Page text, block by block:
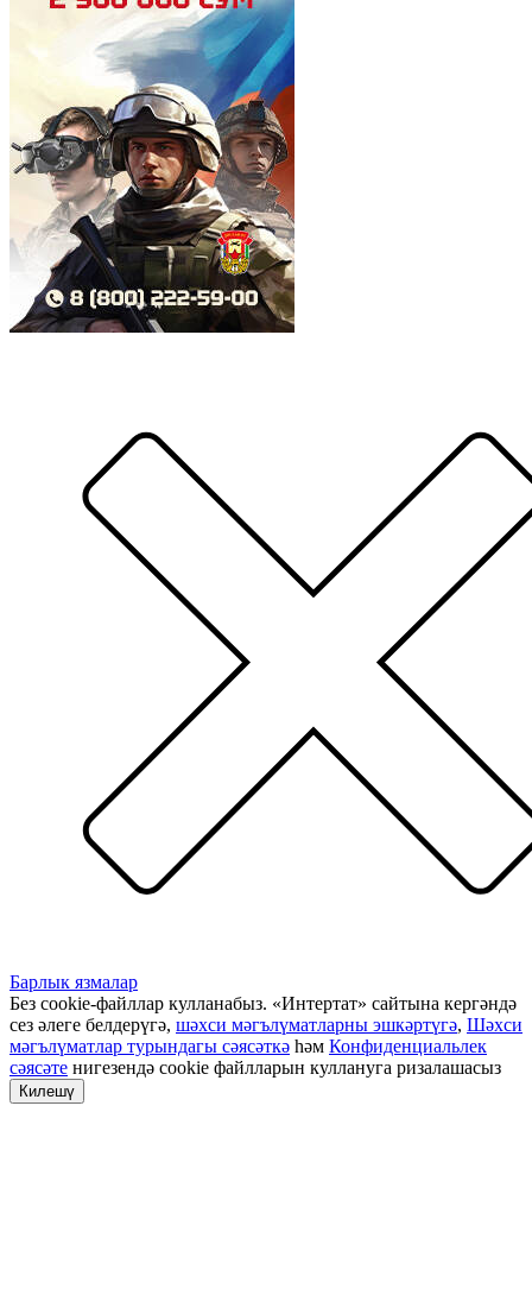
Барлык язмалар
Без cookie-файллар кулланабыз. «Интертат» сайтына кергәндә
сез әлеге белдерүгә, шәхси мәгълүматларны эшкәртүгә, Шәхси
мәгълүматлар турындагы сәясәткә һәм Конфиденциальлек
сәясәте нигезендә cookie файлларын куллануга ризалашасыз
Килешү